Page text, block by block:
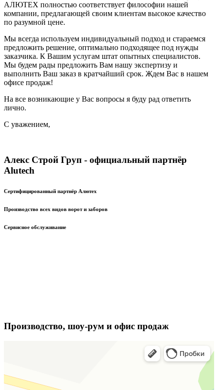
АЛЮТЕХ полностью соответствует философии нашей
компании, предлагающей своим клиентам высокое качество
по разумной цене.
Мы всегда используем индивидуальный подход и стараемся
предложить решение, оптимально подходящее под нужды
заказчика. К Вашим услугам штат опытных специалистов.
Мы будем рады предложить Вам нашу экспертизу и
выполнить Ваш заказ в кратчайший срок. Ждем Вас в нашем
офисе продаж!
На все возникающие у Вас вопросы я буду рад ответить
лично.
С уважением,
Алекс Строй Груп - официальный партнёр
Alutech
Сертифицированный партнёр Алютех
Производство всех видов ворот и заборов
Сервисное обслуживание
Производство, шоу-рум и офис продаж